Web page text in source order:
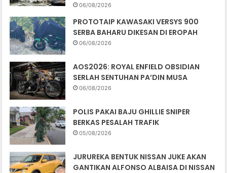
06/08/2026
PROTOTAIP KAWASAKI VERSYS 900
SERBA BAHARU DIKESAN DI EROPAH
06/08/2026
AOS2026: ROYAL ENFIELD OBSIDIAN
SERLAH SENTUHAN PA’DIN MUSA
06/08/2026
POLIS PAKAI BAJU GHILLIE SNIPER
BERKAS PESALAH TRAFIK
05/08/2026
JURUREKA BENTUK NISSAN JUKE AKAN
GANTIKAN ALFONSO ALBAISA DI NISSAN